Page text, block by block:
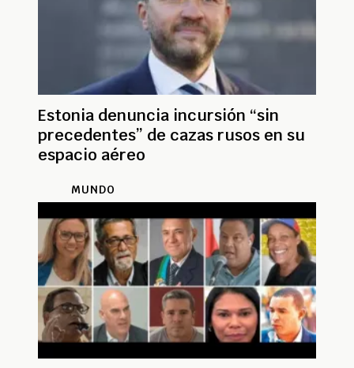
Estonia denuncia incursión “sin
precedentes” de cazas rusos en su
espacio aéreo
MUNDO